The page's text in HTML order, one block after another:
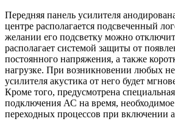
Передняя панель усилителя
центре располагается подсвеченный
желании его подсветку можно
располагает системой защиты от
постоянного напряжения, а также
нагрузке. При возникновении любых
усилителя акустика от него будет
Кроме того, предусмотрена
подключения АС на время,
переходных процессов при включении